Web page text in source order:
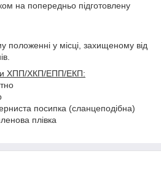
на попередньо підготовлену
положенні у місці, захищеному від
ХПП/ХКП/ЕПП/ЕКП:
посипка (сланцеподібна)
плівка